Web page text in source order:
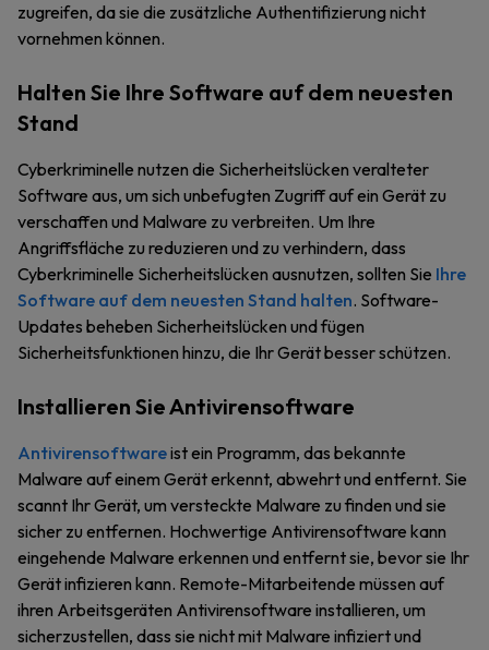
zugreifen, da sie die zusätzliche Authentifizierung nicht
vornehmen können.
Halten Sie Ihre Software auf dem neuesten
Stand
Cyberkriminelle nutzen die Sicherheitslücken veralteter
Software aus, um sich unbefugten Zugriff auf ein Gerät zu
verschaffen und Malware zu verbreiten. Um Ihre
Angriffsfläche zu reduzieren und zu verhindern, dass
Cyberkriminelle Sicherheitslücken ausnutzen, sollten Sie Ihre
Software auf dem neuesten Stand halten. Software-
Updates beheben Sicherheitslücken und fügen
Sicherheitsfunktionen hinzu, die Ihr Gerät besser schützen.
Installieren Sie Antivirensoftware
Antivirensoftwareist ein Programm, das bekannte
Malware auf einem Gerät erkennt, abwehrt und entfernt. Sie
scannt Ihr Gerät, um versteckte Malware zu finden und sie
sicher zu entfernen. Hochwertige Antivirensoftware kann
eingehende Malware erkennen und entfernt sie, bevor sie Ihr
Gerät infizieren kann. Remote-Mitarbeitende müssen auf
ihren Arbeitsgeräten Antivirensoftware installieren, um
sicherzustellen, dass sie nicht mit Malware infiziert und